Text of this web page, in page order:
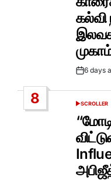
கல்வி
Post6 days
8
POSTED
IN
SCROLLER